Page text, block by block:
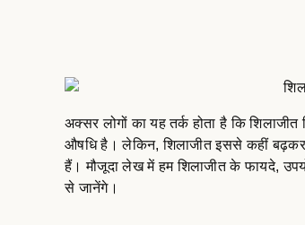
अक्सर लोगों का यह तर्क होता है कि
औषधि है। लेकिन, शिलाजीत इससे कहीं
हैं। मौजूदा लेख में हम शिलाजीत के फायदे,
से जानेंगे।